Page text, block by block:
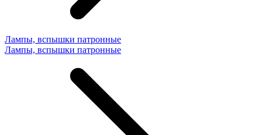
Лампы, вспышки патронные
Лампы, вспышки патронные